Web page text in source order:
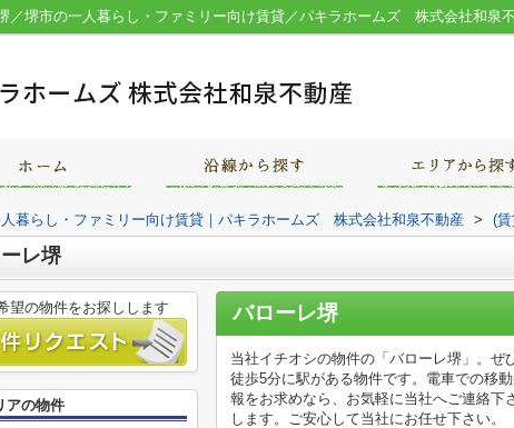
／堺市の一人暮らし・ファミリー向け賃貸／パキラホームズ 株式会社和泉
暮らし・ファミリー向け賃貸｜パキラホームズ 株式会社和泉不動産 > (
レ堺
バローレ堺
当社イチオシの物件の「バローレ堺」。ぜ
徒歩5分に駅がある物件です。電車での移
報をお求めなら、お気軽に当社へご連絡下
します。ご安心して当社にお任せ下さい。
望の物件をお探しします
アの物件